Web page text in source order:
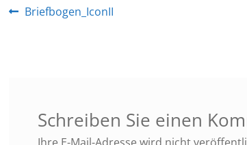
Beitragsnavigation
Vorheriger
Briefbogen_IconII
Schreiben Sie einen